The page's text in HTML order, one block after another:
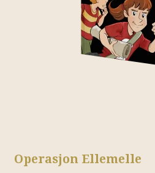
Operasjon Ellemelle